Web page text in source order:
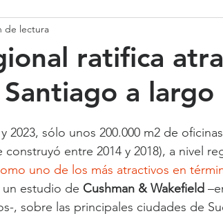
ratifica
a largo
de lectura
2023, sólo unos 200.000 m2 de
entre 2014 y 2018), a nivel
uno de los más atractivos en
estudio de Cushman & Wakefield
, sobre las principales ciudades de